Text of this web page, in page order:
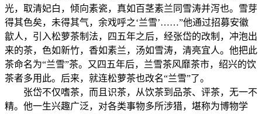
光，取清妃白，倾向素瓷，真如百茎素兰同雪涛并泻也。雪芽
得其色矣，未得其气，余戏呼之‘兰雪’……”他通过招募安徽
歙人，引入松萝茶制法，四五年之后，经张岱的改制，冲泡出
来的茶，色如新竹，香如素兰，汤如雪涛，清亮宜人。他把此
茶命名为“兰雪”茶。又四五年后，兰雪茶风靡茶市，绍兴的饮
茶者多用此。后来，就连松萝茶也改名“兰雪”了。
张岱不仅嗜茶，而且识茶，从饮茶到品茶、评茶，无一不
精。他一生兴趣广泛，对各类事物多所涉猎，堪称为博物学